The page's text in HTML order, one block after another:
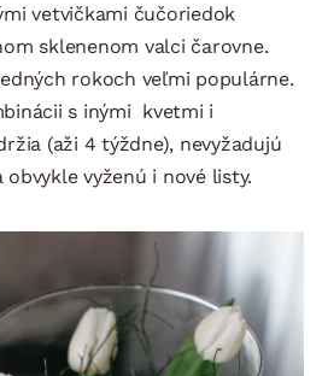
vetvičkami čučoriedok
sklenenom valci čarovne.
rokoch veľmi populárne.
s inými kvetmi i
(aži 4 týždne), nevyžadujú
vyženú i nové listy.